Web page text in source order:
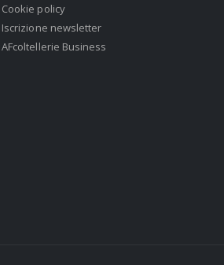
Cookie policy
Iscrizione newsletter
AFcoltellerie Business